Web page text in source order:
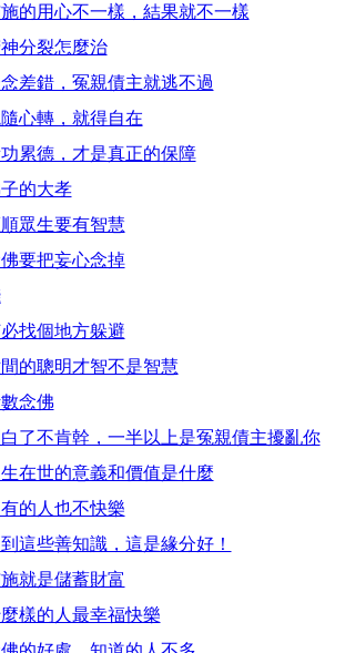
的用心不一樣，結果就不一樣
分裂怎麼治
差錯，冤親債主就逃不過
心轉，就得自在
累德，才是真正的保障
的大孝
眾生要有智慧
要把妄心念掉
找個地方躲避
的聰明才智不是智慧
念佛
了不肯幹，一半以上是冤親債主擾亂你
生在世的意義和價值是什麼
的人也不快樂
這些善知識，這是緣分好！
就是儲蓄財富
樣的人最幸福快樂